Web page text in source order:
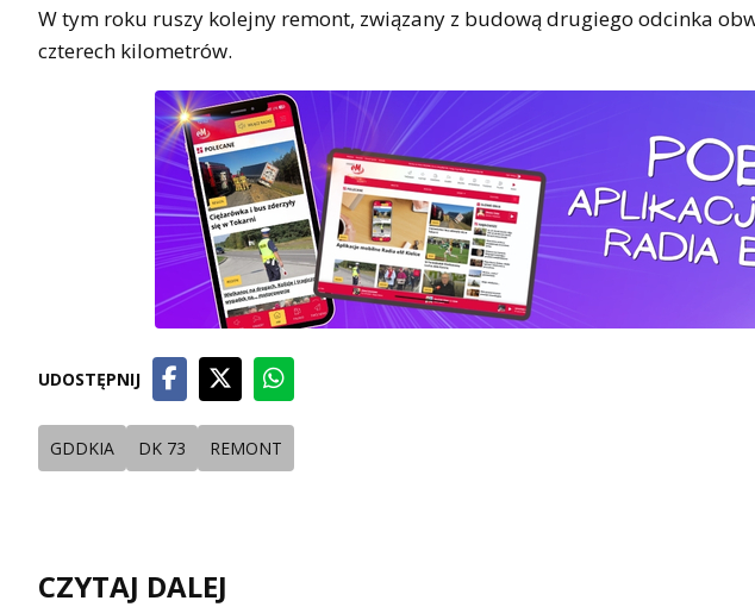
W tym roku ruszy kolejny remont, związany z budową drugiego odcinka
czterech kilometrów.
UDOSTĘPNIJ
GDDKIA DK 73 REMONT
CZYTAJ DALEJ